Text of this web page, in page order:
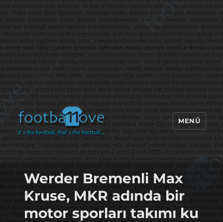
footbaLLove
MENÜ
Werder Bremenli Max
Kruse, MKR adında bir
motor sporları takımı ku